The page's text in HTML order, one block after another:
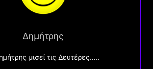
Δημήτρης
μισεί τις Δευτέρες…..